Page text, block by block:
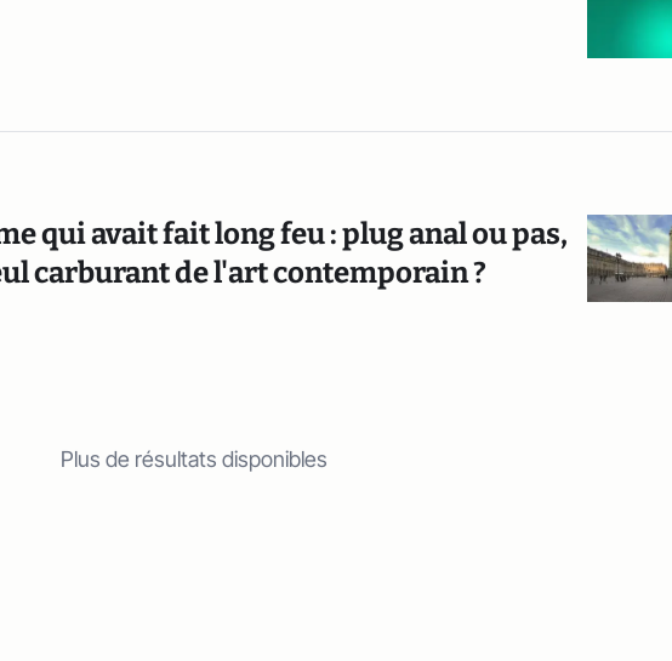
qui avait fait long feu : plug anal ou pas,
carburant de l'art contemporain ?
Plus de résultats disponibles